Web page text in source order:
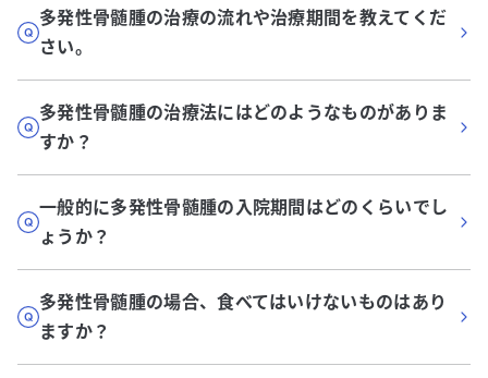
多発性骨髄腫の治療の流れや治療期間を教えてくだ
さい。
多発性骨髄腫の治療法にはどのようなものがありま
すか？
一般的に多発性骨髄腫の入院期間はどのくらいでし
ょうか？
多発性骨髄腫の場合、食べてはいけないものはあり
ますか？